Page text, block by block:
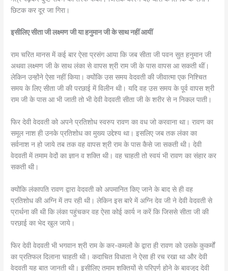
छिटक कर दूर जा गिरा।
इसीलिए सीता जी लक्ष्मण जी या हनुमान जी के साथ नहीं आयीं
राम चरित मानस में कई बार ऐसा प्रसंग आया कि जब सीता जी पवन सुत हनुमान जी
अथवा लक्ष्मण जी के साथ लंका से वापस श्री राम जी के पास वापस आ सकती थीं।
लेकिन उन्होंने ऐसा नहीं किया। क्योंकि उस समय वेदवती की जीवात्मा एक निश्चित
समय के लिए सीता जी की परछाई में विलीन थी। यदि वह उस समय के पूर्व वापस श्री
राम जी के पास आ भी जाती तो भी देवी वेदवती सीता जी के शरीर से न निकल पाती।
फिर देवी वेदवती को अपने प्रतिशोध स्वरुप रावण का वध जो करवाना था। रावण का
समूल नाश ही उनके प्रतिशोध का मुख्य उद्देश्य था। इसलिए जब तक लंका का
सर्वनाश न हो जाये तब तक वह वापस श्री राम के पास कैसे जा सकती थी। देवी
वेदवती में तमाम वेदों का ज्ञान व शक्ति थी। वह चाहती तो स्वयं भी रावण का संहार कर
सकती थी।
क्योंकि लंकापति रावण द्वारा वेदवती को अपमानित किए जाने के बाद से ही वह
प्रतिशोध की अग्नि में तप रही थी। लेकिन इस बारे में अग्नि देव जी ने देवी वेदवती से
प्रार्थना की थी कि लंका पहुंचकर वह ऐसा कोई कार्य न करें कि जिससे सीता जी की
परछाई का भेद खुल जाये।
फिर देवी वेदवती भी भगवान श्री राम के कर-कमलों के द्वारा ही रावण को उसके कुकर्मों
का प्रतिफल दिलाना चाहती थी। कदाचित विधाता ने ऐसा ही रच रखा था और देवी
वेदवती यह बात जानती थी। इसीलिए तमाम शक्तियों से परिपूर्ण होने के बावजूद देवी